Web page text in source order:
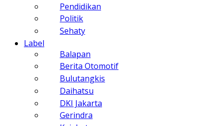
Pendidikan
Politik
Sehaty
Label
Balapan
Berita Otomotif
Bulutangkis
Daihatsu
DKI Jakarta
Gerindra